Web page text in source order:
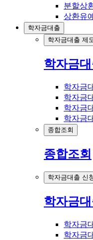
분할상
상환유
학자금대출
학자금대출 제
학자금
학자금
학자금
학자금
학자금
종합조회
종합조회
학자금대출 신
학자금
학자금
학자금